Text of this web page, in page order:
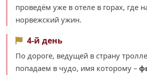
проведём уже в отеле в горах, где
норвежский ужин.
4-й день
По дороге, ведущей в страну
попадаем в чудо, имя которому –